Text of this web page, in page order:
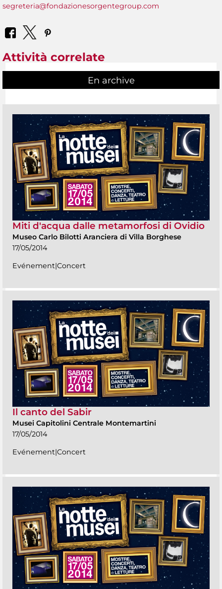
segreteria@fondazionesorgentegroup.com
Attività correlate
En archive
Miti d'acqua dalle metamorfosi di Ovidio
Museo Carlo Bilotti Aranciera di Villa Borghese
17/05/2014
Evénement|Concert
Il canto del Sabir
Musei Capitolini Centrale Montemartini
17/05/2014
Evénement|Concert